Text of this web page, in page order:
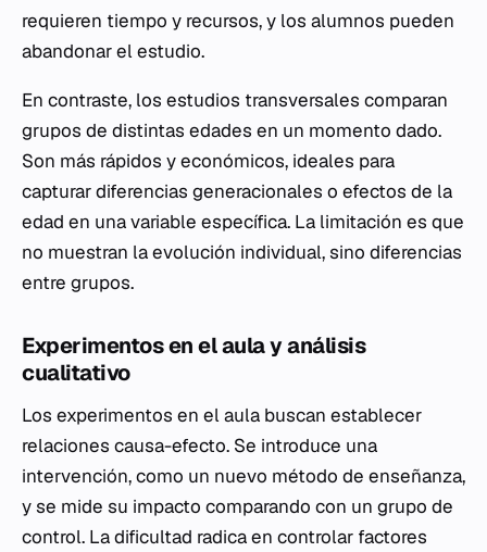
requieren tiempo y recursos, y los alumnos pueden
abandonar el estudio.
En contraste, los estudios transversales comparan
grupos de distintas edades en un momento dado.
Son más rápidos y económicos, ideales para
capturar diferencias generacionales o efectos de la
edad en una variable específica. La limitación es que
no muestran la evolución individual, sino diferencias
entre grupos.
Experimentos en el aula y análisis
cualitativo
Los experimentos en el aula buscan establecer
relaciones causa-efecto. Se introduce una
intervención, como un nuevo método de enseñanza,
y se mide su impacto comparando con un grupo de
control. La dificultad radica en controlar factores